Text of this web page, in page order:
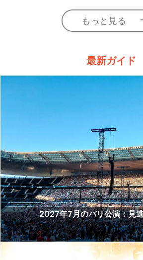
もっと見る
最新ガイド
2027年7月のパリ公演：見